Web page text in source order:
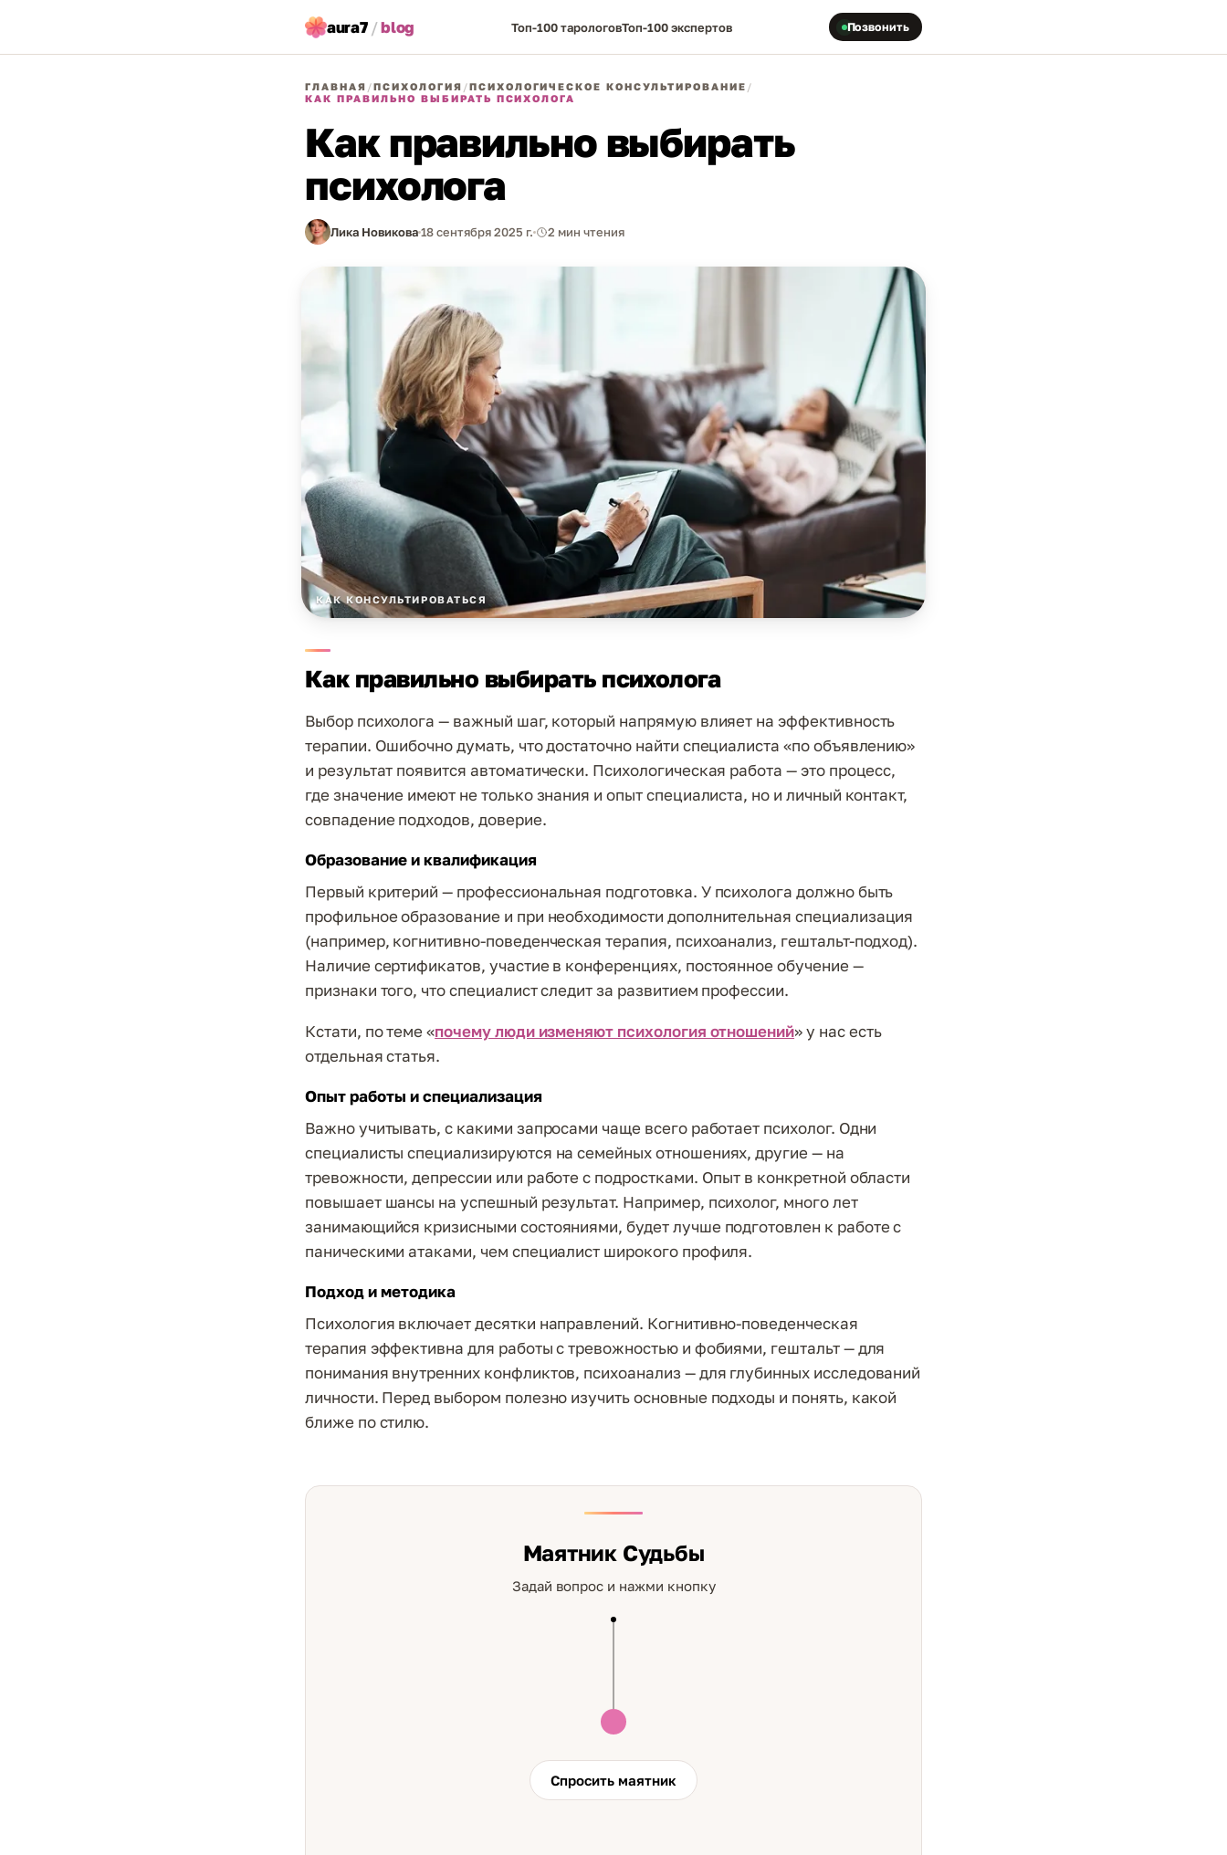
aura7 /blog Топ-100 тарологовТоп-100 экспертов Позвонить
ГЛАВНАЯ /ПСИХОЛОГИЯ /ПСИХОЛОГИЧЕСКОЕ КОНСУЛЬТИРОВАНИЕ /
КАК ПРАВИЛЬНО ВЫБИРАТЬ ПСИХОЛОГА
Как правильно выбирать
психолога
Лика Новикова18 сентября 2025 г. 2 мин чтения
КАК КОНСУЛЬТИРОВАТЬСЯ
Как правильно выбирать психолога
Выбор психолога — важный шаг, который напрямую влияет на эффективность
терапии. Ошибочно думать, что достаточно найти специалиста «по объявлению»
и результат появится автоматически. Психологическая работа — это процесс,
где значение имеют не только знания и опыт специалиста, но и личный контакт,
совпадение подходов, доверие.
Образование и квалификация
Первый критерий — профессиональная подготовка. У психолога должно быть
профильное образование и при необходимости дополнительная специализация
(например, когнитивно-поведенческая терапия, психоанализ, гештальт-подход).
Наличие сертификатов, участие в конференциях, постоянное обучение —
признаки того, что специалист следит за развитием профессии.
Кстати, по теме «почему люди изменяют психология отношений» у нас есть
отдельная статья.
Опыт работы и специализация
Важно учитывать, с какими запросами чаще всего работает психолог. Одни
специалисты специализируются на семейных отношениях, другие — на
тревожности, депрессии или работе с подростками. Опыт в конкретной области
повышает шансы на успешный результат. Например, психолог, много лет
занимающийся кризисными состояниями, будет лучше подготовлен к работе с
паническими атаками, чем специалист широкого профиля.
Подход и методика
Психология включает десятки направлений. Когнитивно-поведенческая
терапия эффективна для работы с тревожностью и фобиями, гештальт — для
понимания внутренних конфликтов, психоанализ — для глубинных исследований
личности. Перед выбором полезно изучить основные подходы и понять, какой
ближе по стилю.
Маятник Судьбы
Задай вопрос и нажми кнопку
Спросить маятник